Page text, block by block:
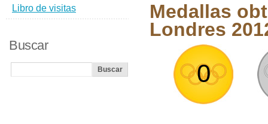
Medallas
Londres
0
Libro de visitas
Buscar